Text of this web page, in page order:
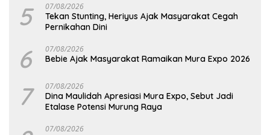
5 07/08/2026
Tekan Stunting, Heriyus Ajak Masyarakat Cegah
Pernikahan Dini
6 07/08/2026
Bebie Ajak Masyarakat Ramaikan Mura Expo 2026
7 07/08/2026
Dina Maulidah Apresiasi Mura Expo, Sebut Jadi
Etalase Potensi Murung Raya
07/08/2026